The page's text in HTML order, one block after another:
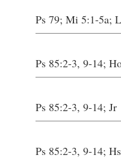
Ps 79; Mi 5:1-5a;
Ps 85:2-3, 9-14;
Ps 85:2-3, 9-14;
Ps 85:2-3, 9-14;